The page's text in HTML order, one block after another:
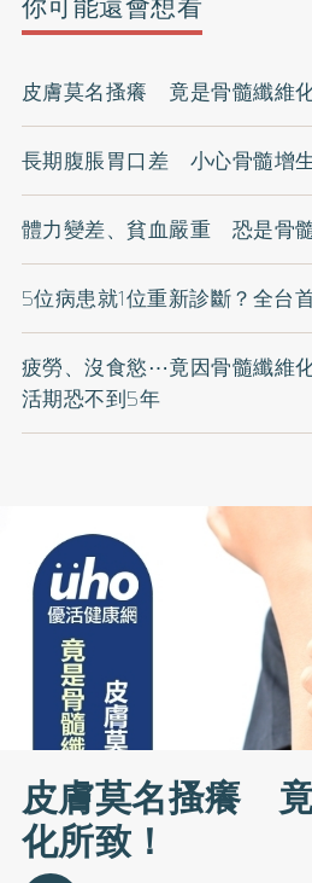
皮膚莫名搔癢 竟是骨髓纖維
長期腹脹胃口差 小心骨髓增
體力變差、貧血嚴重 恐是骨
5位病患就1位重新診斷？全台
疲勞、沒食慾⋯竟因骨髓纖維
活期恐不到5年
皮膚莫名搔癢
化所致！